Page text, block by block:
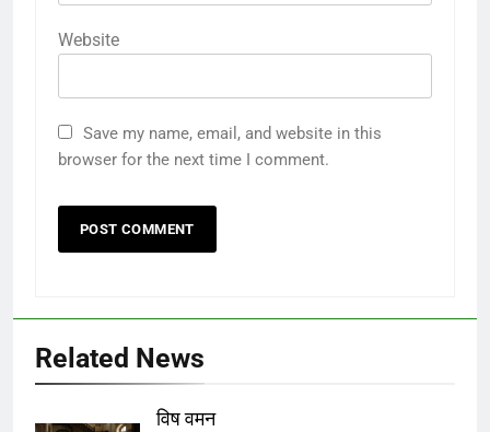
Website
Save my name, email, and website in this
browser for the next time I comment.
Related News
विष वमन